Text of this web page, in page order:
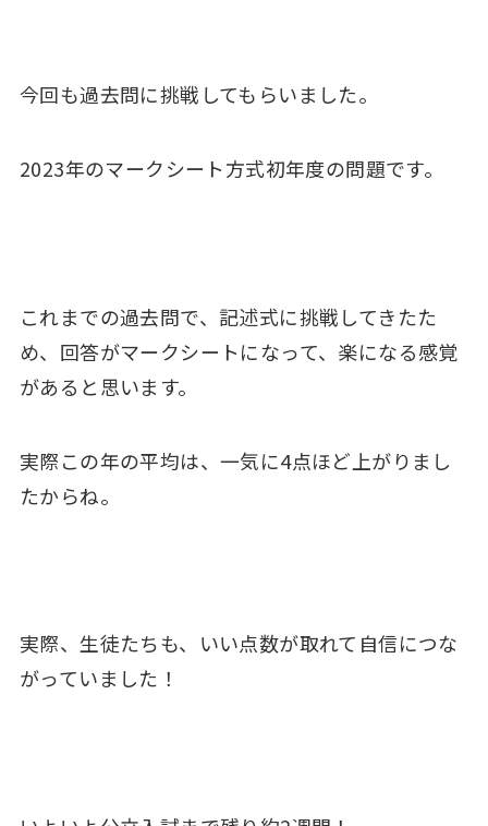
今回も過去問に挑戦してもらいました。
2023年のマークシート方式初年度の問題です。
これまでの過去問で、記述式に挑戦してきたた
め、回答がマークシートになって、楽になる感覚
があると思います。
実際この年の平均は、一気に4点ほど上がりまし
たからね。
実際、生徒たちも、いい点数が取れて自信につな
がっていました！